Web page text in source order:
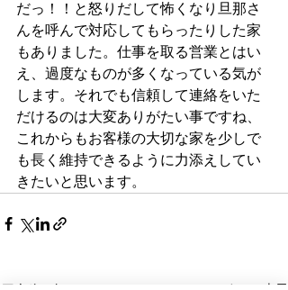
だっ！！と怒りだして怖くなり旦那さ
んを呼んで対応してもらったりした家
もありました。仕事を取る営業とはい
え、過度なものが多くなっている気が
します。それでも信頼して連絡をいた
だけるのは大変ありがたい事ですね、
これからもお客様の大切な家を少しで
も長く維持できるように力添えしてい
きたいと思います。